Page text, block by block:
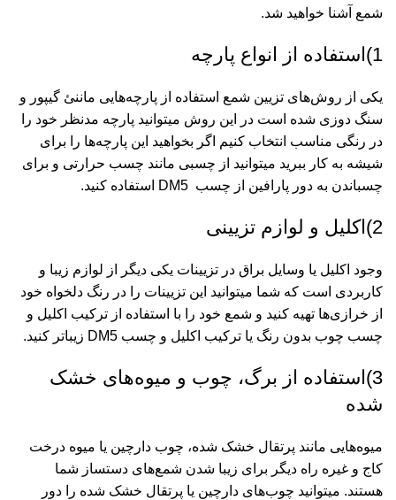
شمع آشنا خواهید شد.
1)استفاده از انواع پارچه
یکی از روش‌های تزیین شمع استفاده از پارچه‌هایی ماننئ گیپور و
سنگ دوزی شده است در این روش میتوانید پارچه مدنظر خود را
در رنگی مناسب انتخاب کنیم اگر بخواهید این پارچه‌ها را برای
شیشه به کار ببرید میتوانید از چسبی مانند چسب حرارتی و برای
چسباندن به دور پارافین از چسب DM5 استفاده کنید.
2)اکلیل و لوازم تزیینی
وجود اکلیل یا وسایل براق در تزیینات یکی دیگر از لوازم زیبا و
کاربردی است که شما میتوانید این تزیینات را در رنگ دلخواه خود
از خرازی‌ها تهیه کنید و شمع خود را با استفاده از ترکیب اکلیل و
چسب چوب بدون رنگ یا ترکیب اکلیل و چسب DM5 زیبا‌تر کنید.
3)استفاده از برگ، چوب و میوه‌های خشک
شده
میوه‌هایی مانند پرتقال خشک شده، چوب دارچین یا میوه درخت
کاج و غیره راه دیگر برای زیبا شدن شمع‌های دستساز شما
هستند. میتوانید چوب‌های دارچین یا پرتقال خشک شده را دور